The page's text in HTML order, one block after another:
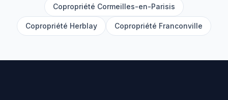
Copropriété Cormeilles-en-Parisis
Copropriété Herblay Copropriété Franconville